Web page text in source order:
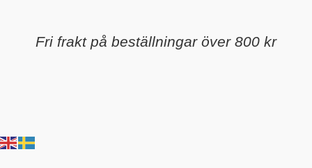
Fri frakt på beställningar över 800 kr